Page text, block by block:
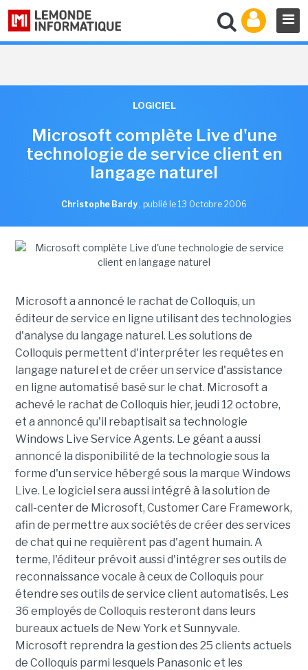
LOGICIEL
Microsoft complète Live d'une
technologie de service client en
langage naturel
Christophe Bardy , publié le 13 Octobre 2006
Microsoft a annoncé le rachat de Colloquis, un
éditeur de service en ligne utilisant des technologies
d'analyse du langage naturel. Les solutions de
Colloquis permettent d'interpréter les requêtes en
langage naturel et de créer un service d'assistance
en ligne automatisé basé sur le chat. Microsoft a
achevé le rachat de Colloquis hier, jeudi 12 octobre,
et a annoncé qu'il rebaptisait sa technologie
Windows Live Service Agents. Le géant a aussi
annoncé la disponibilité de la technologie sous la
forme d'un service hébergé sous la marque Windows
Live. Le logiciel sera aussi intégré à la solution de
call-center de Microsoft, Customer Care Framework,
afin de permettre aux sociétés de créer des services
de chat qui ne requièrent pas d'agent humain. A
terme, l'éditeur prévoit aussi d'intégrer ses outils de
reconnaissance vocale à ceux de Colloquis pour
étendre ses outils de service client automatisés. Les
36 employés de Colloquis resteront dans leurs
bureaux actuels de New York et Sunnyvale.
Microsoft reprendra la gestion des 25 clients actuels
de Colloquis parmi lesquels Panasonic et les